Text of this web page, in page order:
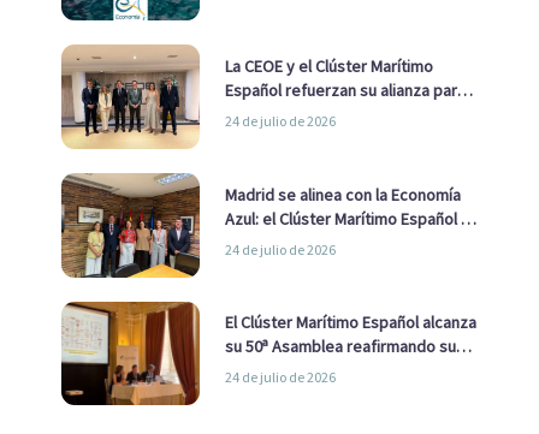
La CEOE y el Clúster Marítimo
Español refuerzan su alianza para
impulsar una estrategia Nacional
24 de julio de 2026
Madrid se alinea con la Economía
Azul: el Clúster Marítimo Español y
la Real Liga Naval avanzan alianzas
24 de julio de 2026
El Clúster Marítimo Español alcanza
su 50ª Asamblea reafirmando su
liderazgo en la Economía Azul
24 de julio de 2026